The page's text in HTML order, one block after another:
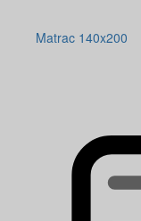
Matrac 140x200